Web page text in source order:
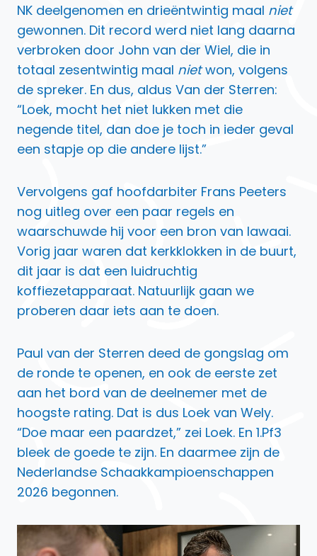
NK deelgenomen en drieëntwintig maal niet
gewonnen. Dit record werd niet lang daarna
verbroken door John van der Wiel, die in
totaal zesentwintig maal nietwon, volgens
de spreker. En dus, aldus Van der Sterren:
“Loek, mocht het niet lukken met die
negende titel, dan doe je toch in ieder geval
een stapje op die andere lijst.”
Vervolgens gaf hoofdarbiter Frans Peeters
nog uitleg over een paar regels en
waarschuwde hij voor een bron van lawaai.
Vorig jaar waren dat kerkklokken in de buurt,
dit jaar is dat een luidruchtig
koffiezetapparaat. Natuurlijk gaan we
proberen daar iets aan te doen.
Paul van der Sterren deed de gongslag om
de ronde te openen, en ook de eerste zet
aan het bord van de deelnemer met de
hoogste rating. Dat is dus Loek van Wely.
“Doe maar een paardzet,” zei Loek. En 1.Pf3
bleek de goede te zijn. En daarmee zijn de
Nederlandse Schaakkampioenschappen
2026 begonnen.